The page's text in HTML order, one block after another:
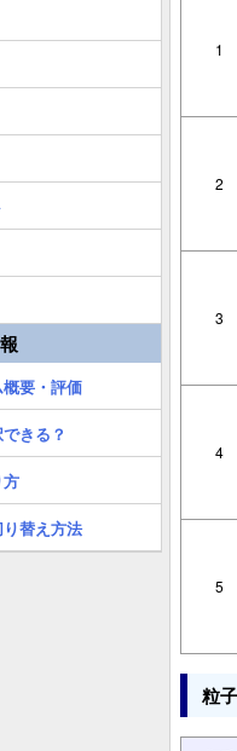
1
2
3
4
5
粒
要・評価
きる？
方
替え方法